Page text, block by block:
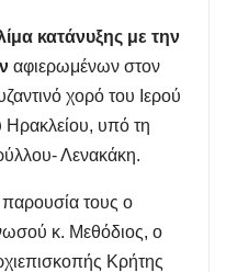
κατάνυξης με την
αφιερωμένων στον
χορό του Ιερού
Ηρακλείου, υπό τη
Λενακάκη.
τους ο
κ. Μεθόδιος, ο
Κρήτης